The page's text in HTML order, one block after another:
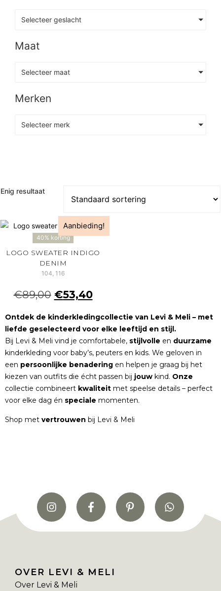
Selecteer geslacht
Maat
Selecteer maat
Merken
Selecteer merk
Enig resultaat
Aanbieding!
40% korting
LOGO SWEATER INDIGO
DENIM
104, 116
€89,00 €53,40
Ontdek de kinderkledingcollectie van Levi & Meli – met
liefde geselecteerd voor elke leeftijd en stijl.
Bij Levi & Meli vind je comfortabele, stijlvolle en duurzame
kinderkleding voor baby’s, peuters en kids. We geloven in
een persoonlijke benadering en helpen je graag bij het
kiezen van outfits die écht passen bij jouw kind. Onze
collectie combineert kwaliteit met speelse details – perfect
voor elke dag én speciale momenten.
Shop met vertrouwen bij Levi & Meli
OVER LEVI & MELI
Over Levi & Meli